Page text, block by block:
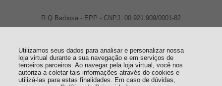
Utilizamos seus dados para analisar e personalizar nossa
loja virtual durante a sua navegação e em serviços de
terceiros parceiros. Ao navegar pela loja virtual, você nos
autoriza a coletar tais informações através do cookies e
utilizá-las para estas finalidades. Em caso de dúvidas,
R Q Barbosa - EPP - CNPJ: 00.921.909/0001-82